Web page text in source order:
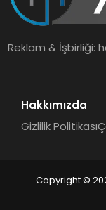
Reklam & İşbirliği:
Hakkımızda
Gizlilik Politikası
Copyright ©